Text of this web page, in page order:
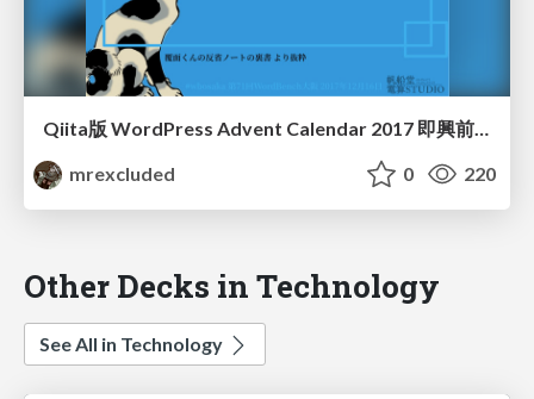
Qiita版 WordPress Advent Calendar 2017 即興前半ダイジェスト の巻
mrexcluded
0 220
Other Decks in Technology
See All in Technology